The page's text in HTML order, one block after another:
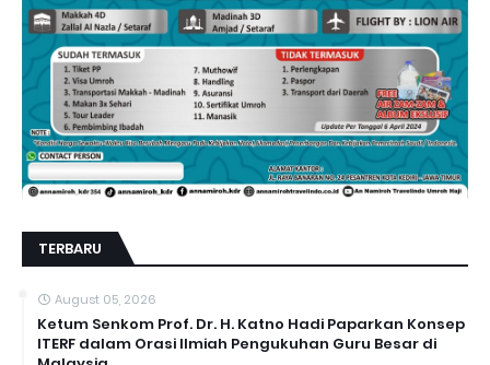
TERBARU
August 05, 2026
Ketum Senkom Prof. Dr. H. Katno Hadi Paparkan Konsep
ITERF dalam Orasi Ilmiah Pengukuhan Guru Besar di